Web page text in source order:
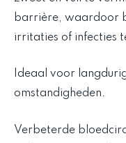
barrière, waardoor
irritaties of infecties
Ideaal voor
omstandigheden.
Verbeterde